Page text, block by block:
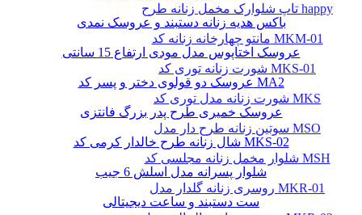
تاپ شلوارک مخمل زنانه طرح happy
مانتو چهارخانه زنانه کد MKM-01
شورت زنانه توری کد MKS-01
شورت زنانه مدل توری کد MKS
سوتین زنانه طرح دار مدل MSO
شلوار مخمل زنانه مجلسی کد MSH
روسری زنانه گلدار مدل MKR-01
باکس هدیه زنانه دستبند و عروسک نمدی
عروسک اختاپوس مدل مودی ارتفاع 15 سانتی
عروسک دو قولوی دختر و پسر کد MA2
عروسک خمیری طرح پدر بزرگ فانتزی
شال زنانه طرح خالدار کرمی کد MKS-02
شلوار پسرانه مدل اسلش 6 جیب
ست دستبند و ساعت دیجیتالی